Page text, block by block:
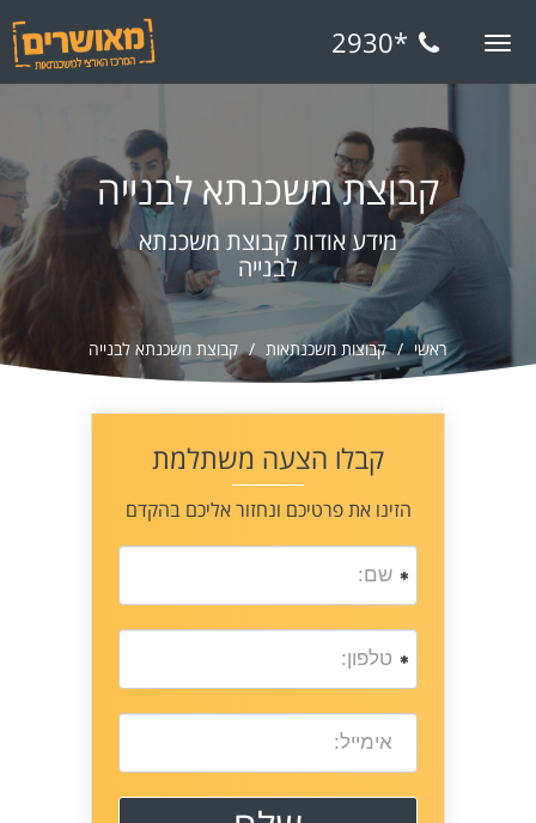
Toggle
*2930
קבוצת משכנתא לבנייה
מידע אודות קבוצת משכנתא
לבנייה
ראשי קבוצות משכנתאות קבוצת משכנתא לבנייה
קבלו הצעה משתלמת
הזינו את פרטיכם ונחזור אליכם בהקדם